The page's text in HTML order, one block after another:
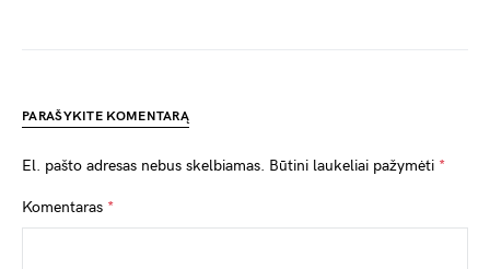
PARAŠYKITE KOMENTARĄ
El. pašto adresas nebus skelbiamas. Būtini laukeliai pažymėti *
Komentaras *